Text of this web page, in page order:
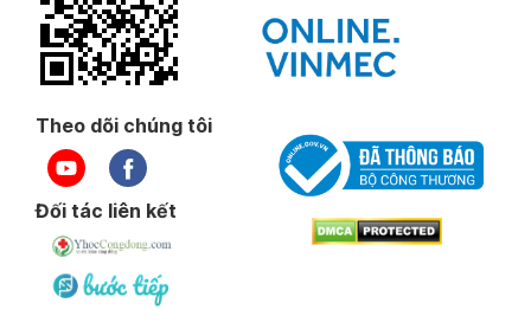
Theo dõi chúng tôi
Đối tác liên kết